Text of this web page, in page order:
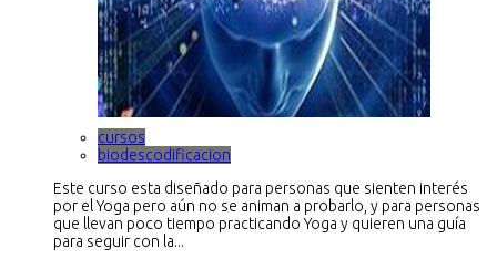
cursos
biodescodificacion
Este curso esta diseñado para personas que sienten interés
por el Yoga pero aún no se animan a probarlo, y para personas
que llevan poco tiempo practicando Yoga y quieren una guía
para seguir con la...